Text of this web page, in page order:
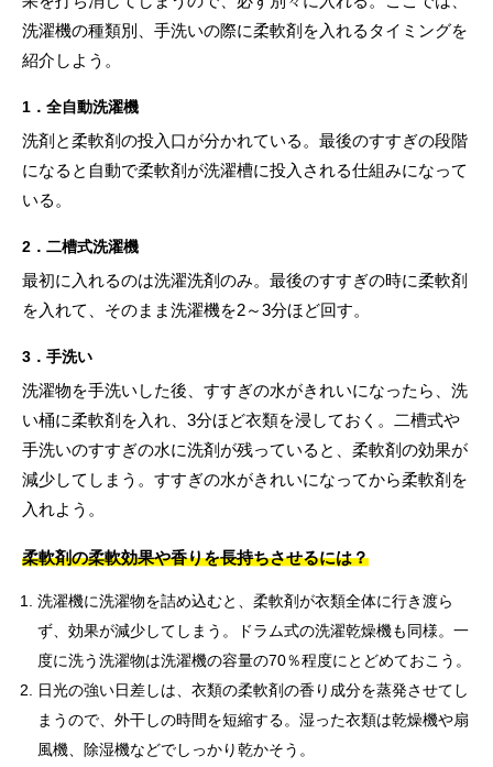
洗濯機の種類別、手洗いの際に柔軟剤を入れるタイミングを
紹介しよう。
1．全自動洗濯機
洗剤と柔軟剤の投入口が分かれている。最後のすすぎの段階
になると自動で柔軟剤が洗濯槽に投入される仕組みになって
いる。
2．二槽式洗濯機
最初に入れるのは洗濯洗剤のみ。最後のすすぎの時に柔軟剤
を入れて、そのまま洗濯機を2～3分ほど回す。
3．手洗い
洗濯物を手洗いした後、すすぎの水がきれいになったら、洗
い桶に柔軟剤を入れ、3分ほど衣類を浸しておく。二槽式や
手洗いのすすぎの水に洗剤が残っていると、柔軟剤の効果が
減少してしまう。すすぎの水がきれいになってから柔軟剤を
入れよう。
柔軟剤の柔軟効果や香りを長持ちさせるには？
洗濯機に洗濯物を詰め込むと、柔軟剤が衣類全体に行き渡ら
ず、効果が減少してしまう。ドラム式の洗濯乾燥機も同様。一
度に洗う洗濯物は洗濯機の容量の70％程度にとどめておこう。
日光の強い日差しは、衣類の柔軟剤の香り成分を蒸発させてし
まうので、外干しの時間を短縮する。湿った衣類は乾燥機や扇
風機、除湿機などでしっかり乾かそう。